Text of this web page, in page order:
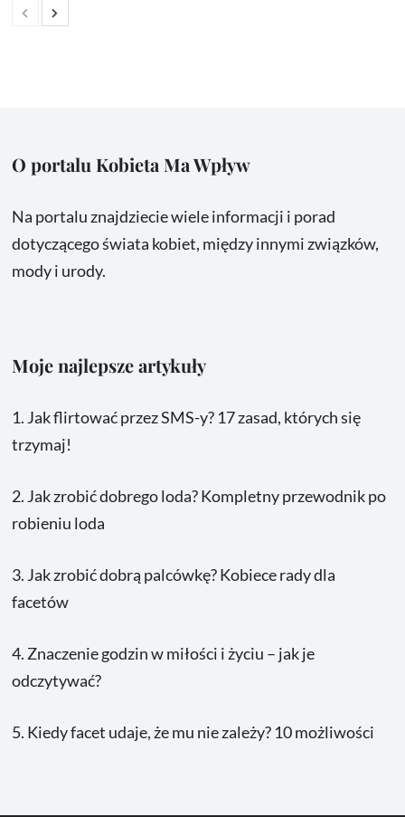
O portalu Kobieta Ma Wpływ
Na portalu znajdziecie wiele informacji i porad
dotyczącego świata kobiet, między innymi związków,
mody i urody.
Moje najlepsze artykuły
1. Jak flirtować przez SMS-y? 17 zasad, których się
trzymaj!
2. Jak zrobić dobrego loda? Kompletny przewodnik po
robieniu loda
3. Jak zrobić dobrą palcówkę? Kobiece rady dla
facetów
4. Znaczenie godzin w miłości i życiu – jak je
odczytywać?
5. Kiedy facet udaje, że mu nie zależy? 10 możliwości